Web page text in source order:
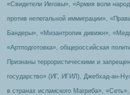
«Свидетели Иеговы», «Армия воли
против нелегальной иммиграции»,
Бандеры», «Мизантропик дивижн»,
«Артподготовка», общероссийская
Признаны террористическими и
государство» (ИГ, ИГИЛ), Джебхад-ан-
в странах исламского Магриба»,